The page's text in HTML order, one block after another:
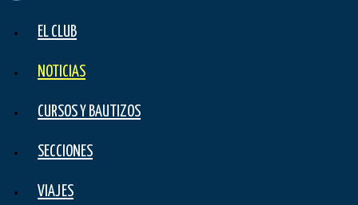
EL CLUB
NOTICIAS
CURSOS Y BAUTIZOS
SECCIONES
VIAJES